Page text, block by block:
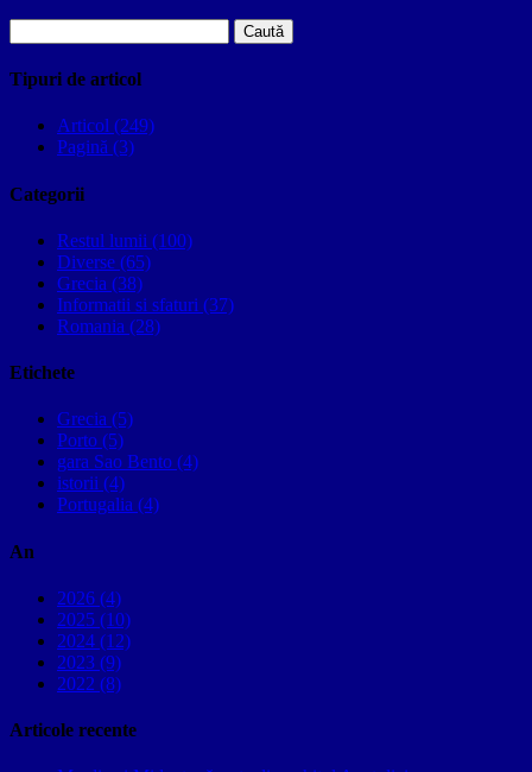
după:
Tipuri de articol
Articol (249)
Pagină (3)
Categorii
Restul lumii (100)
Diverse (65)
Grecia (38)
Informatii si sfaturi (37)
Romania (28)
Etichete
Grecia (5)
Porto (5)
gara Sao Bento (4)
istorii (4)
Portugalia (4)
An
2026 (4)
2025 (10)
2024 (12)
2023 (9)
2022 (8)
Articole recente